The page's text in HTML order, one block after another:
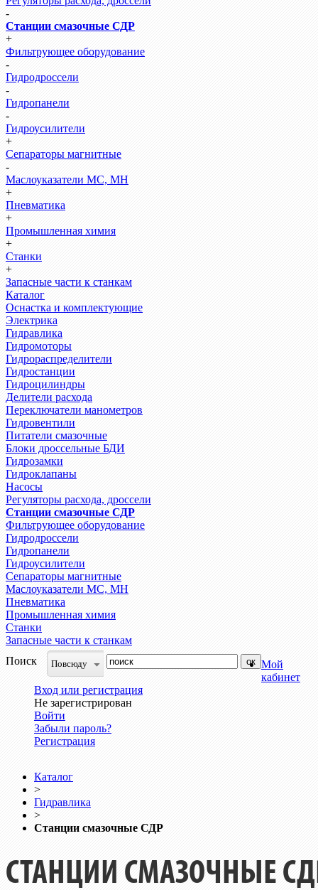
-
Станции смазочные СДР
+
Фильтрующее оборудование
-
Гидродроссели
-
Гидропанели
-
Гидроусилители
+
Сепараторы магнитные
-
Маслоуказатели МС, МН
+
Пневматика
+
Промышленная химия
+
Станки
+
Запасные части к станкам
Каталог
Оснастка и комплектующие
Электрика
Гидравлика
Гидромоторы
Гидрораспределители
Гидростанции
Гидроцилиндры
Делители расхода
Переключатели манометров
Гидровентили
Питатели смазочные
Блоки дроссельные БДИ
Гидрозамки
Гидроклапаны
Насосы
Регуляторы расхода, дроссели
Станции смазочные СДР
Фильтрующее оборудование
Гидродроссели
Гидропанели
Гидроусилители
Сепараторы магнитные
Маслоуказатели МС, МН
Пневматика
Промышленная химия
Станки
Запасные части к станкам
Поиск
Повсюду
Мой
кабинет
Вход или регистрация
Не зарегистрирован
Войти
Забыли пароль?
Регистрация
Каталог
>
Гидравлика
>
Станции смазочные СДР
СТАНЦИИ СМАЗОЧНЫЕ